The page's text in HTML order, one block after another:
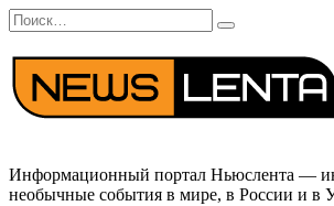
Перейти
к
содержанию
Search
for:
Информационный портал Ньюслента —
необычные события в мире, в России и в